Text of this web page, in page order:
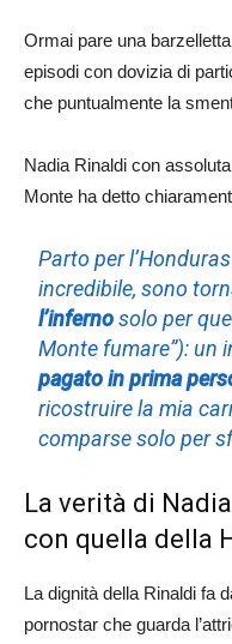
Ormai pare una
episodi con dovizia di
che puntualmente la
Nadia Rinaldi con
Monte ha detto
Parto per
incredibile, sono
l’infernosolo per
Monte fumare”): un
pagato in prima
ricostruire la mia
comparse solo per
La verità di
con quella della
La dignità della Rinaldi fa
pornostar che guarda